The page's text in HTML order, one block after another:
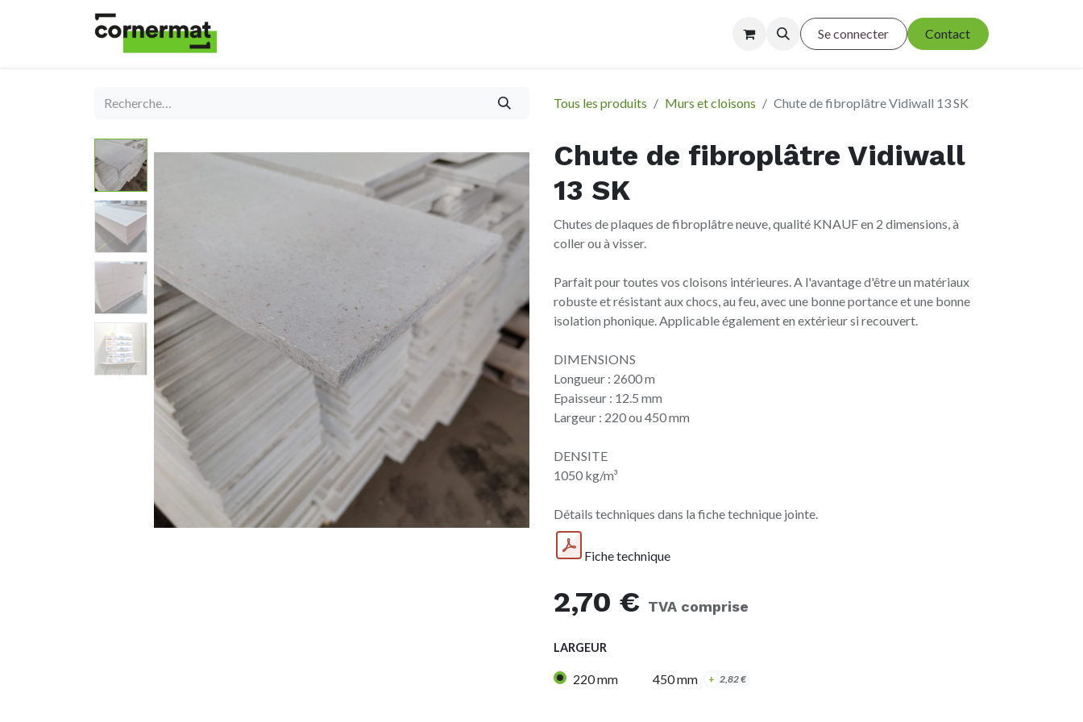
Se connecter Contact
Tous les produits Murs et cloisons Chute de fibroplâtre Vidiwall 13 SK
Chute de fibroplâtre Vidiwall
13 SK
Chutes de plaques de fibroplâtre neuve, qualité KNAUF en 2 dimensions, à
coller ou à visser.
Parfait pour toutes vos cloisons intérieures. A l'avantage d'être un matériaux
robuste et résistant aux chocs, au feu, avec une bonne portance et une bonne
isolation phonique. Applicable également en extérieur si recouvert.
DIMENSIONS
Longueur : 2600 m
Epaisseur : 12.5 mm
Largeur : 220 ou 450 mm
DENSITE
1050 kg/m³
Détails techniques dans la fiche technique jointe.
Fiche technique
2,70 € TVA comprise
LARGEUR
220 mm 450 mm + 2,82€